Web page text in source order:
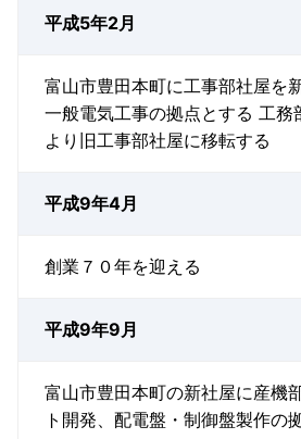
平成5年2月
富山市豊田本町に工事部社屋を
一般電気工事の拠点とする 工務
より旧工事部社屋に移転する
平成9年4月
創業７０年を迎える
平成9年9月
富山市豊田本町の新社屋に産機
ト開発、配電盤・制御盤製作の